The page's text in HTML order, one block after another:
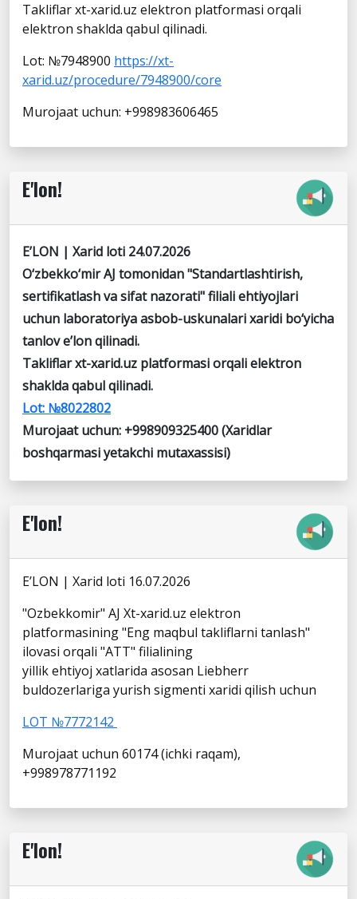
Takliflar xt-xarid.uz elektron platformasi orqali
elektron shaklda qabul qilinadi.
Lot: №7948900 https://xt-
xarid.uz/procedure/7948900/core
Murojaat uchun: +998983606465
E'lon!
E’LON | Xarid loti 24.07.2026
O‘zbekko‘mir AJ tomonidan"Standartlashtirish,
sertifikatlash va sifat nazorati"filiali ehtiyojlari
uchun laboratoriya asbob-uskunalari xaridi bo‘yicha
tanlov e’lon qilinadi.
Takliflarxt-xarid.uz platformasi orqali elektron
shaklda qabul qilinadi.
Lot: №8022802
Murojaat uchun: +998909325400(Xaridlar
boshqarmasi yetakchi mutaxassisi)
E'lon!
E’LON | Xarid loti 16.07.2026
"Ozbekkomir" AJ Xt-xarid.uz elektron
platformasining "Eng maqbul takliflarni tanlash"
ilovasi orqali "ATT" filialining
yillik ehtiyoj xatlarida asosan Liebherr
buldozerlariga yurish sigmenti xaridi qilish uchun
LOT №7772142
Murojaat uchun 60174 (ichki raqam),
+998978771192
E'lon!